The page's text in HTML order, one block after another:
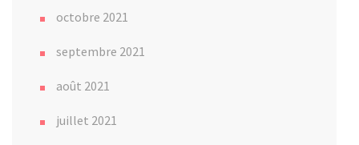
octobre 2021
septembre 2021
août 2021
juillet 2021